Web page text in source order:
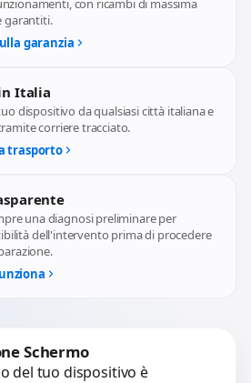
con ricambi di massima
garantiti.
garanzia
Italia
dispositivo da qualsiasi città italiana e
corriere tracciato.
trasporto
una diagnosi preliminare per
dell'intervento prima di procedere
Schermo
del tuo dispositivo è